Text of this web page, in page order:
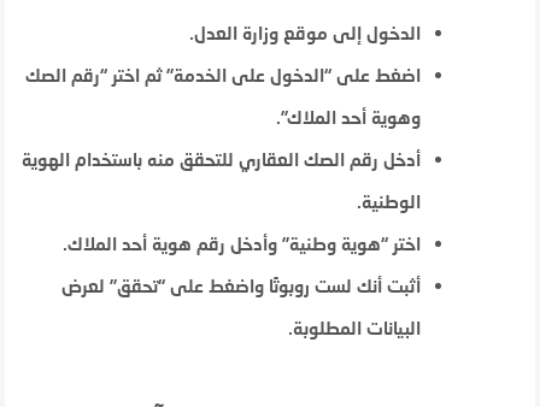
الدخول إلى موقع وزارة العدل.
اضغط على “الدخول على الخدمة” ثم اختر “رقم الصك
وهوية أحد الملاك”.
أدخل رقم الصك العقاري للتحقق منه باستخدام الهوية
الوطنية.
اختر “هوية وطنية” وأدخل رقم هوية أحد الملاك.
أثبت أنك لست روبوتًا واضغط على “تحقق” لعرض
البيانات المطلوبة.